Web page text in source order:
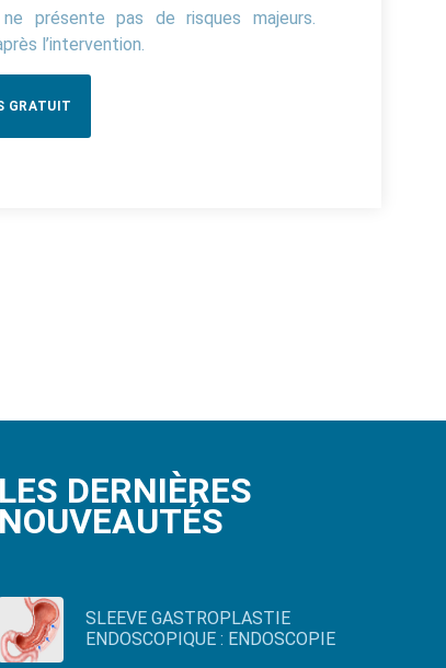
présente pas de risques majeurs.
l’intervention.
GRATUIT
LES DERNIÈRES
NOUVEAUTÉS
SLEEVE GASTROPLASTIE
ENDOSCOPIQUE : ENDOSCOPIE